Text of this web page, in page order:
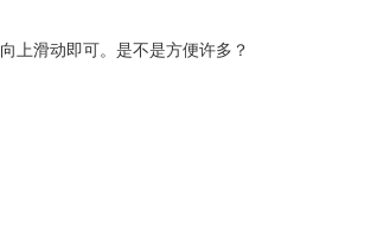
上滑动即可。是不是方便许多？